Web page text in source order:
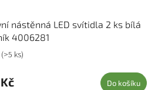
nástěnná LED svítidla 2 ks bílá
4006281
(>5 ks)
Do košíku